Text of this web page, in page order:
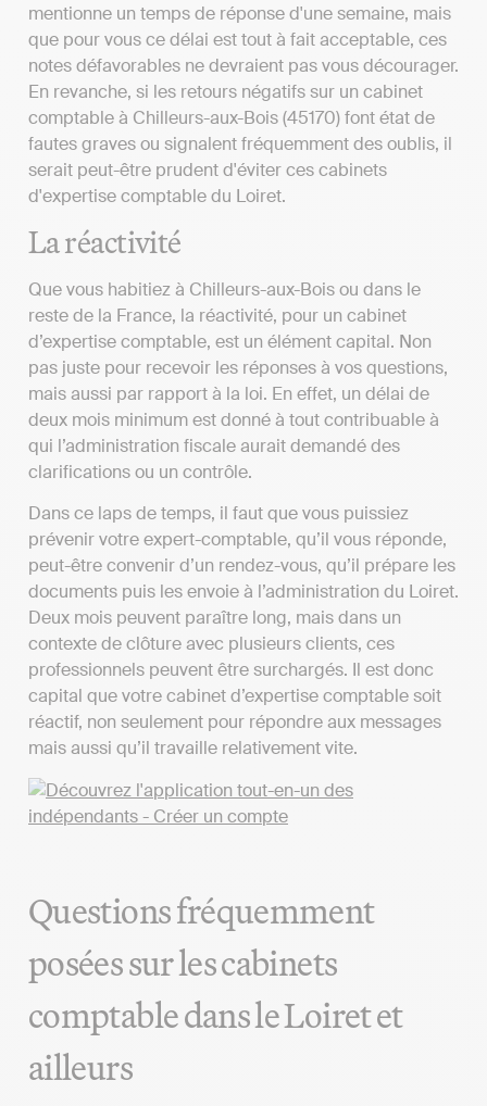
mentionne un temps de réponse d'une semaine, mais
que pour vous ce délai est tout à fait acceptable, ces
notes défavorables ne devraient pas vous décourager.
En revanche, si les retours négatifs sur un cabinet
comptable à Chilleurs-aux-Bois (45170) font état de
fautes graves ou signalent fréquemment des oublis, il
serait peut-être prudent d'éviter ces cabinets
d'expertise comptable du Loiret.
La réactivité
Que vous habitiez à Chilleurs-aux-Bois ou dans le
reste de la France, la réactivité, pour un cabinet
d’expertise comptable, est un élément capital. Non
pas juste pour recevoir les réponses à vos questions,
mais aussi par rapport à la loi. En effet, un délai de
deux mois minimum est donné à tout contribuable à
qui l’administration fiscale aurait demandé des
clarifications ou un contrôle.
Dans ce laps de temps, il faut que vous puissiez
prévenir votre expert-comptable, qu’il vous réponde,
peut-être convenir d’un rendez-vous, qu’il prépare les
documents puis les envoie à l’administration du Loiret.
Deux mois peuvent paraître long, mais dans un
contexte de clôture avec plusieurs clients, ces
professionnels peuvent être surchargés. Il est donc
capital que votre cabinet d’expertise comptable soit
réactif, non seulement pour répondre aux messages
mais aussi qu’il travaille relativement vite.
Questions fréquemment
posées sur les cabinets
comptable dans le Loiret et
ailleurs